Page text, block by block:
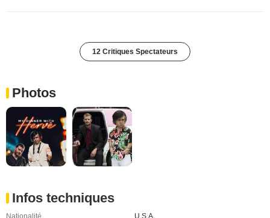
12 Critiques Spectateurs
Photos
Infos techniques
Nationalité
U.S.A.